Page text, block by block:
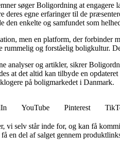
søger Boligordning at
deres egne erfaringer til de
den enkelte og samfundet som
men en platform, der forbinder
rummelig og forståelig boligkultur.
analyser og artikler, sikrer
at det altid kan tilbyde en
på boligmarkedet i Danmark.
YouTube Pinterest
vi selv står inde for, og kan få
en del af salget gennem